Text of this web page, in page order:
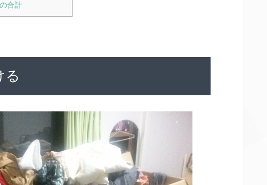
合計
る